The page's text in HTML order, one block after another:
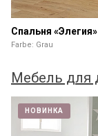
Спальня «Элегия»
Farbe: Grau
Мебель для
НОВИНКА